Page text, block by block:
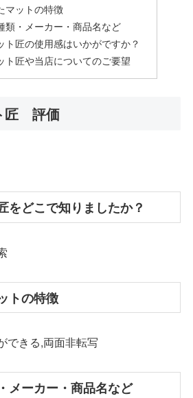
マットの特徴
類・メーカー・商品名など
ト匠の使用感はいかがですか？
ト匠や当店についてのご要望
匠 評価
をどこで知りましたか？
トの特徴
できる,両面非転写
メーカー・商品名など